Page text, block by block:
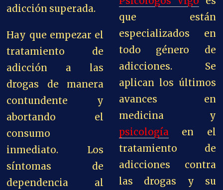
adicción superada.
Hay que empezar el
tratamiento de
adicción a las
drogas de manera
contundente y
abortando el
consumo
inmediato. Los
síntomas de
dependencia al
que están
especializados en
todo género de
adicciones. Se
aplican los últimos
avances en
medicina y
psicologíaen el
tratamiento de
adicciones contra
las drogas y su